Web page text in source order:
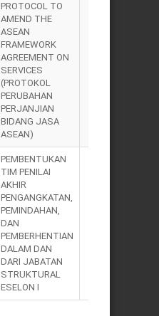
PROTOCOL TO
AMEND THE
ASEAN
FRAMEWORK
AGREEMENT ON
SERVICES
(PROTOKOL
PERUBAHAN
PERJANJIAN
BIDANG JASA
ASEAN)
PEMBENTUKAN
TIM PENILAI
AKHIR
PENGANGKATAN,
PEMINDAHAN,
DAN
PEMBERHENTIAN
DALAM DAN
DARI JABATAN
STRUKTURAL
ESELON I